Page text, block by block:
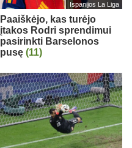
Ispanijos La Liga
Paaiškėjo, kas turėjo
įtakos Rodri sprendimui
pasirinkti Barselonos
pusę (11)